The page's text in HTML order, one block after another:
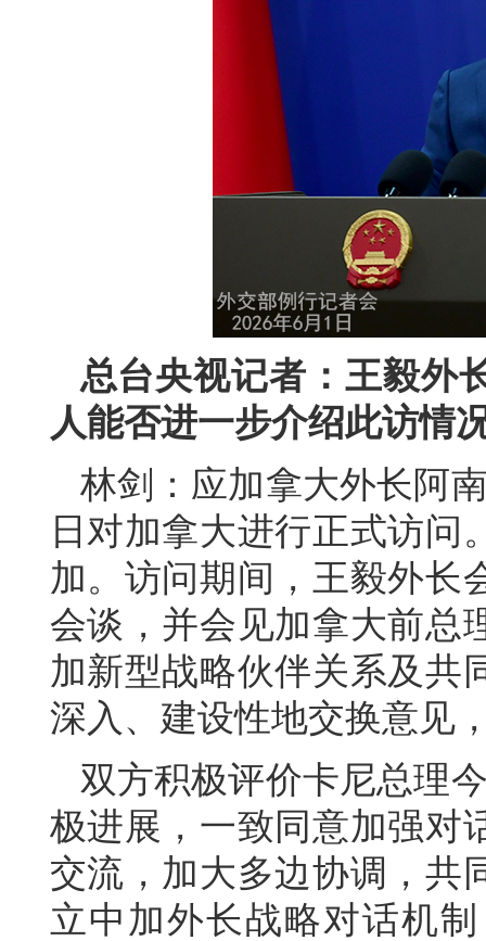
总台央视记者：王毅外
人能否进一步介绍此访情
林剑：应加拿大外长阿
日对加拿大进行正式访问
加。访问期间，王毅外长
会谈，并会见加拿大前总
加新型战略伙伴关系及共
深入、建设性地交换意见
双方积极评价卡尼总理
极进展，一致同意加强对
交流，加大多边协调，共
立中加外长战略对话机